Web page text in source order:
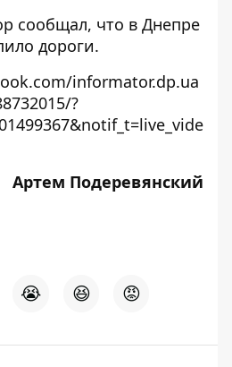
сообщал, что в Днепре
дороги.
informator.dp.ua
?
Артем Подеревянский
😭 😆 😡